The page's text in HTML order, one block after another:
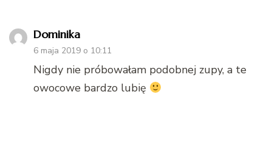
Dominika
6 maja 2019 o 10:11
Nigdy nie próbowałam podobnej zupy, a te
owocowe bardzo lubię